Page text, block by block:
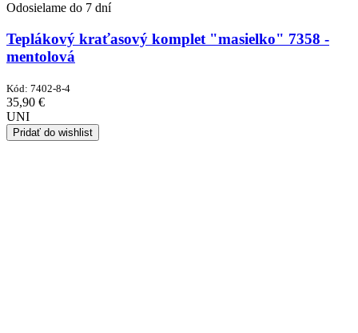
Odosielame do 7 dní
Teplákový kraťasový komplet "masielko" 7358 -
mentolová
Kód: 7402-8-4
35,90 €
UNI
Pridať do wishlist